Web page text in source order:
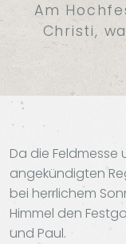
Am
Christi,
Da die Feldmesse
angekündigten
bei herrlichem
Himmel den
und Paul.